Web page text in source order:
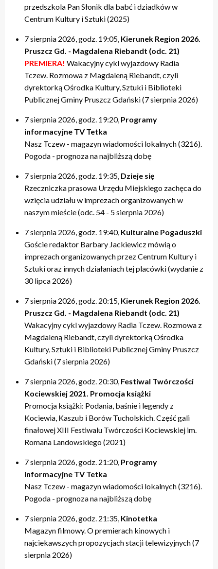
przedszkola Pan Słonik dla babć i dziadków w
Centrum Kultury i Sztuki (2025)
7 sierpnia 2026, godz. 19:05, Kierunek Region 2026.
Pruszcz Gd. - Magdalena Riebandt (odc. 21)
PREMIERA! Wakacyjny cykl wyjazdowy Radia
Tczew. Rozmowa z Magdaleną Riebandt, czyli
dyrektorką Ośrodka Kultury, Sztuki i Biblioteki
Publicznej Gminy Pruszcz Gdański (7 sierpnia 2026)
7 sierpnia 2026, godz. 19:20, Programy
informacyjne TV Tetka
Nasz Tczew - magazyn wiadomości lokalnych (3216).
Pogoda - prognoza na najbliższą dobę
7 sierpnia 2026, godz. 19:35, Dzieje się
Rzeczniczka prasowa Urzędu Miejskiego zachęca do
wzięcia udziału w imprezach organizowanych w
naszym mieście (odc. 54 - 5 sierpnia 2026)
7 sierpnia 2026, godz. 19:40, Kulturalne Pogaduszki
Goście redaktor Barbary Jackiewicz mówią o
imprezach organizowanych przez Centrum Kultury i
Sztuki oraz innych działaniach tej placówki (wydanie z
30 lipca 2026)
7 sierpnia 2026, godz. 20:15, Kierunek Region 2026.
Pruszcz Gd. - Magdalena Riebandt (odc. 21)
Wakacyjny cykl wyjazdowy Radia Tczew. Rozmowa z
Magdaleną Riebandt, czyli dyrektorką Ośrodka
Kultury, Sztuki i Biblioteki Publicznej Gminy Pruszcz
Gdański (7 sierpnia 2026)
7 sierpnia 2026, godz. 20:30, Festiwal Twórczości
Kociewskiej 2021. Promocja książki
Promocja książki: Podania, baśnie i legendy z
Kociewia, Kaszub i Borów Tucholskich. Część gali
finałowej XIII Festiwalu Twórczości Kociewskiej im.
Romana Landowskiego (2021)
7 sierpnia 2026, godz. 21:20, Programy
informacyjne TV Tetka
Nasz Tczew - magazyn wiadomości lokalnych (3216).
Pogoda - prognoza na najbliższą dobę
7 sierpnia 2026, godz. 21:35, Kinotetka
Magazyn filmowy. O premierach kinowych i
najciekawszych propozycjach stacji telewizyjnych (7
sierpnia 2026)